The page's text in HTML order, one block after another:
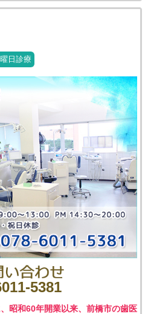
日診療
5381
昭和60年開業以来、前橋市の歯医